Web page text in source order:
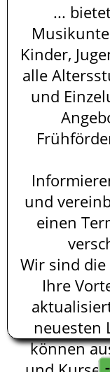
...
Kinder,
alle
und
und
einen
Wir sind die
Ihre
neuesten
können